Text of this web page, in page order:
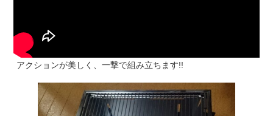
アクションが美しく、一撃で組み立ちます!!